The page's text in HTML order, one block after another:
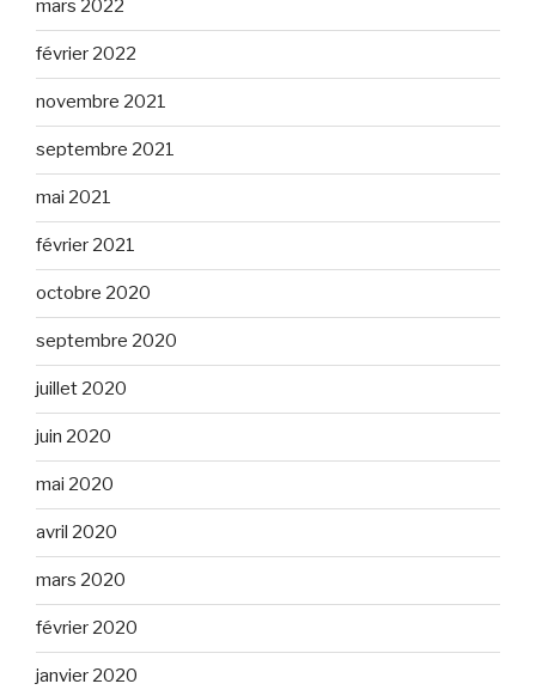
mars 2022
février 2022
novembre 2021
septembre 2021
mai 2021
février 2021
octobre 2020
septembre 2020
juillet 2020
juin 2020
mai 2020
avril 2020
mars 2020
février 2020
janvier 2020